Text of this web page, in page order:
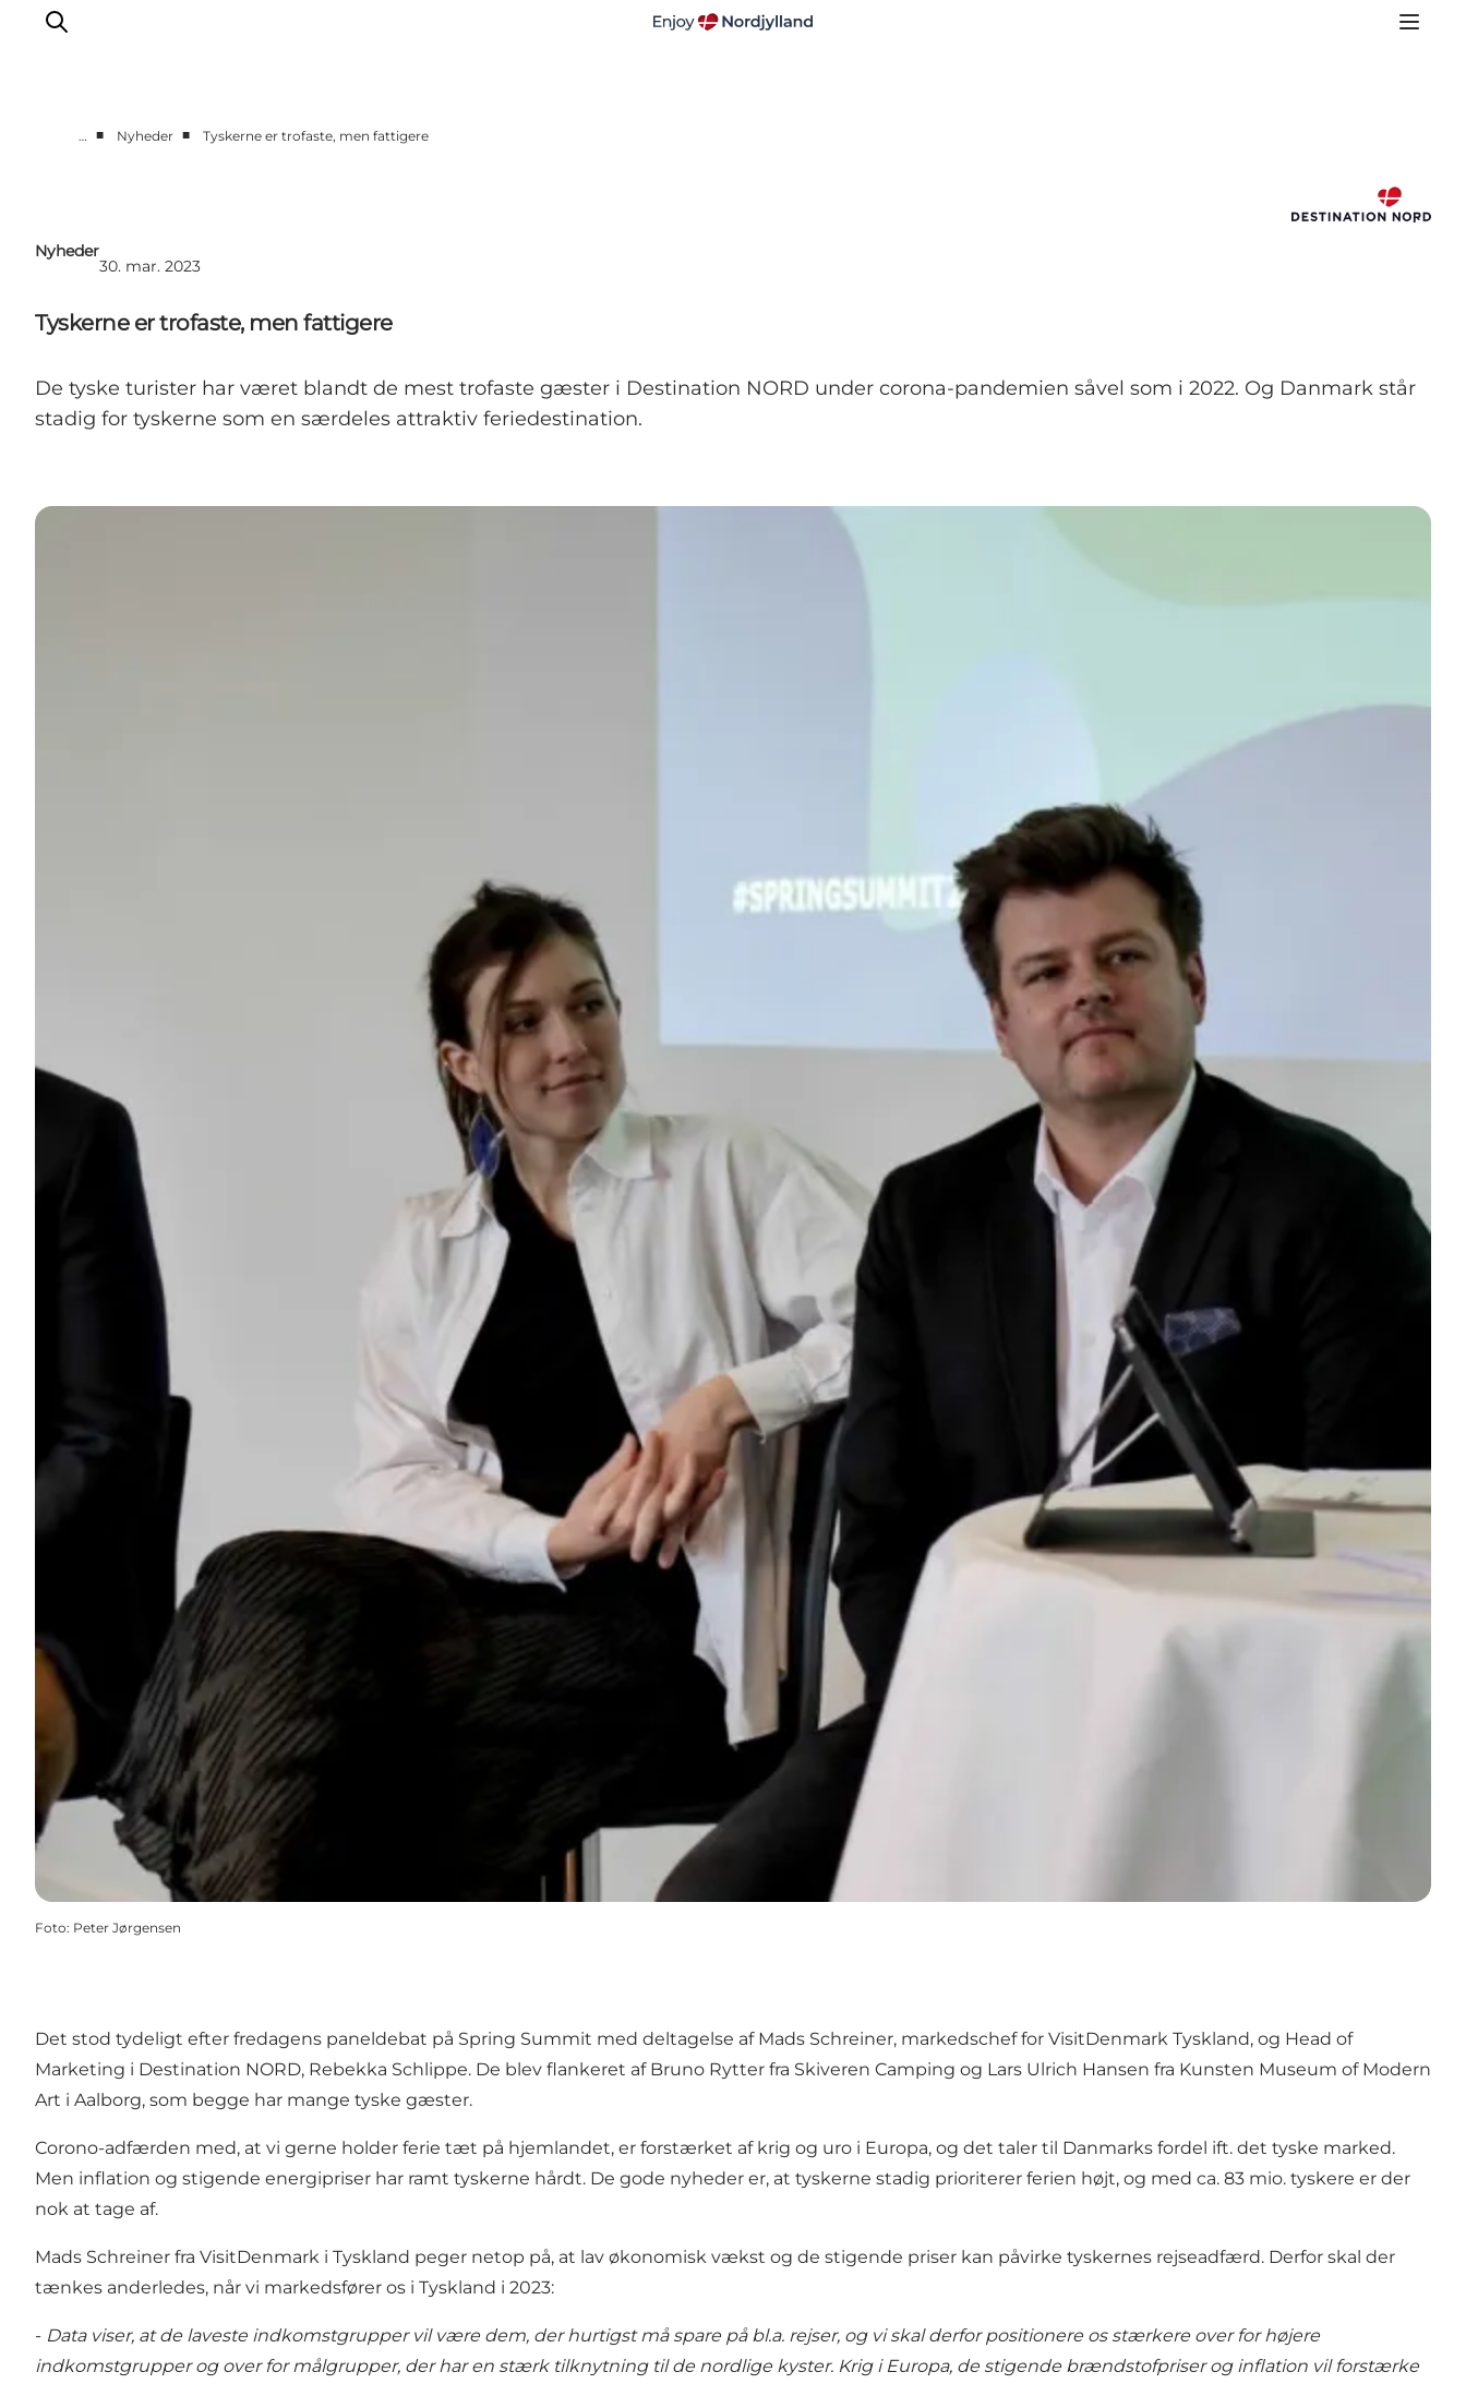
Presse
Partnerskab
Bæredygtighed
Om os
… ■ Nyheder ■ Tyskerne er trofaste, men fattigere
Nyheder
30. mar. 2023
Tyskerne er trofaste, men fattigere
De tyske turister har været blandt de mest trofaste gæster i Destination NORD under corona-pandemien såvel som i 2022. Og Danmark står
stadig for tyskerne som en særdeles attraktiv feriedestination.
Foto: Peter Jørgensen
Det stod tydeligt efter fredagens paneldebat på Spring Summit med deltagelse af Mads Schreiner, markedschef for VisitDenmark Tyskland, og Head of
Marketing i Destination NORD, Rebekka Schlippe. De blev flankeret af Bruno Rytter fra Skiveren Camping og Lars Ulrich Hansen fra Kunsten Museum of Modern
Art i Aalborg, som begge har mange tyske gæster.
Corono-adfærden med, at vi gerne holder ferie tæt på hjemlandet, er forstærket af krig og uro i Europa, og det taler til Danmarks fordel ift. det tyske marked.
Men inflation og stigende energipriser har ramt tyskerne hårdt. De gode nyheder er, at tyskerne stadig prioriterer ferien højt, og med ca. 83 mio. tyskere er der
nok at tage af.
Mads Schreiner fra VisitDenmark i Tyskland peger netop på, at lav økonomisk vækst og de stigende priser kan påvirke tyskernes rejseadfærd. Derfor skal der
tænkes anderledes, når vi markedsfører os i Tyskland i 2023:
- Data viser, at de laveste indkomstgrupper vil være dem, der hurtigst må spare på bl.a. rejser, og vi skal derfor positionere os stærkere over for højere
indkomstgrupper og over for målgrupper, der har en stærk tilknytning til de nordlige kyster. Krig i Europa, de stigende brændstofpriser og inflation vil forstærke